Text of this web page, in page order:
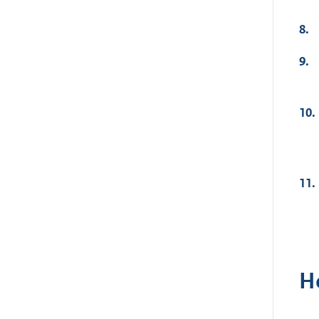
8.
9.
10.
11.